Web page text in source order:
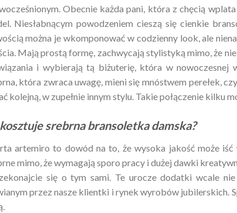
Obecnie każda pani, która z chęcią
Niesłabnącym powodzeniem cieszą się cienkie
można je wkomponować w codzienny look, ale
Mają prostą formę, zachwycają stylistyką mimo, że
i wybierają tą biżuterię, która w nowoczesnej
która zwraca uwagę, mieni się mnóstwem perełek,
kolejną, w zupełnie innym stylu. Takie połączenie kilku
srebrna bransoletka damska?
artemiro to dowód na to, że wysoka jakość może
mimo, że wymagają sporo pracy i dużej dawki
się o tym sami. Te urocze dodatki wcale
przez nasze klientki i rynek wyrobów jubilerskich.